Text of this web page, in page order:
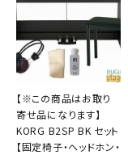
【※この商品はお取り
寄せ品になります】
KORG B2SP BK セット
【固定椅子・ヘッドホン・